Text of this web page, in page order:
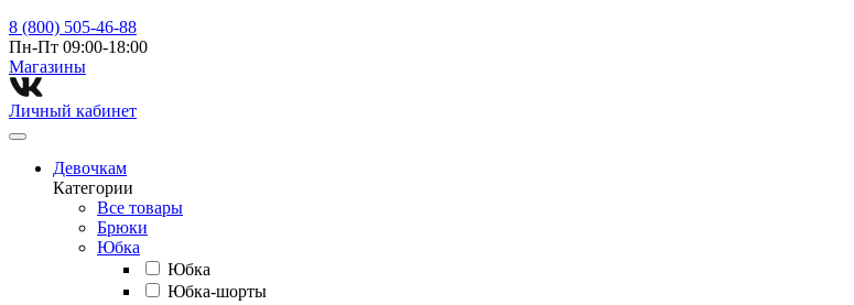
8 (800) 505-46-88
Пн-Пт 09:00-18:00
Магазины⁠
Личный кабинет
Девочкам
Категории
Все товары
Брюки
Юбка
Юбка
Юбка-шорты